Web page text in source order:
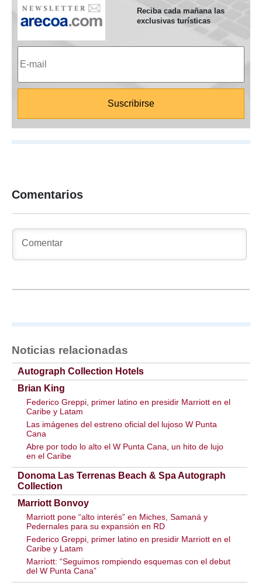
Reciba cada mañana las
exclusivas turísticas
Comentarios
Noticias relacionadas
Autograph Collection Hotels
Brian King
Federico Greppi, primer latino en presidir Marriott en el
Caribe y Latam
Las imágenes del estreno oficial del lujoso W Punta
Cana
Abre por todo lo alto el W Punta Cana, un hito de lujo
en el Caribe
Donoma Las Terrenas Beach & Spa Autograph
Collection
Marriott Bonvoy
Marriott pone “alto interés” en Miches, Samaná y
Pedernales para su expansión en RD
Federico Greppi, primer latino en presidir Marriott en el
Caribe y Latam
Marriott: “Seguimos rompiendo esquemas con el debut
del W Punta Cana”